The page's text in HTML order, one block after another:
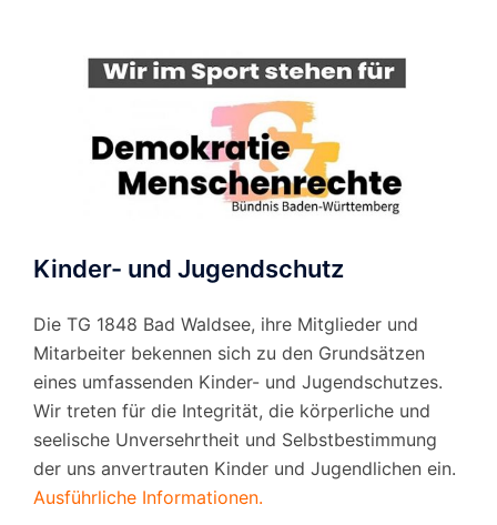
Kinder- und Jugendschutz
Die TG 1848 Bad Waldsee, ihre Mitglieder und
Mitarbeiter bekennen sich zu den Grundsätzen
eines umfassenden Kinder- und Jugendschutzes.
Wir treten für die Integrität, die körperliche und
seelische Unversehrtheit und Selbstbestimmung
der uns anvertrauten Kinder und Jugendlichen ein.
Ausführliche Informationen.